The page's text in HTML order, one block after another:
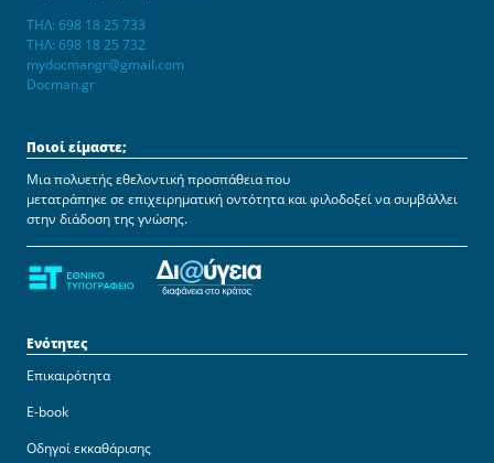
ΤΗΛ: 698 18 25 733
ΤΗΛ: 698 18 25 732
mydocmangr@gmail.com
Docman.gr
Ποιοί είμαστε;
Μια πολυετής εθελοντική προσπάθεια που
μετατράπηκε σε επιχειρηματική οντότητα και φιλοδοξεί να συμβάλλει
στην διάδοση της γνώσης.
Ενότητες
Επικαιρότητα
E-book
Οδηγοί εκκαθάρισης